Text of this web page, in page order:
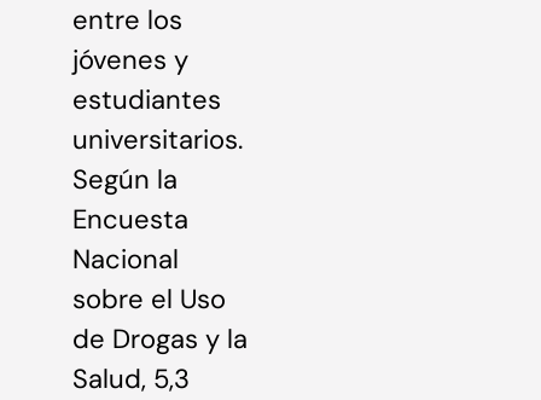
entre los
jóvenes y
estudiantes
universitarios.
Según la
Encuesta
Nacional
sobre el Uso
de Drogas y la
Salud, 5,3